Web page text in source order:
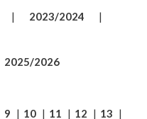
| 2023/2024 |
2025/2026
9 | 10 | 11 | 12 | 13 |